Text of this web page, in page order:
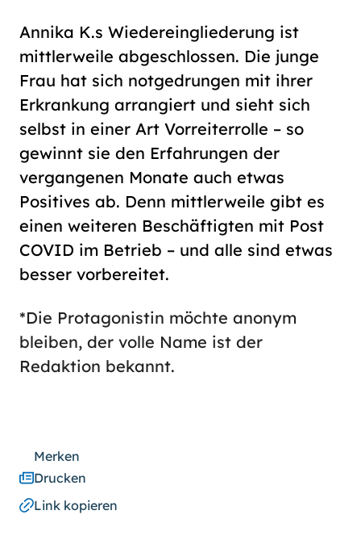
Annika K.s Wiedereingliederung ist
mittlerweile abgeschlossen. Die junge
Frau hat sich notgedrungen mit ihrer
Erkrankung arrangiert und sieht sich
selbst in einer Art Vorreiterrolle – so
gewinnt sie den Erfahrungen der
vergangenen Monate auch etwas
Positives ab. Denn mittlerweile gibt es
einen weiteren Beschäftigten mit Post
COVID im Betrieb – und alle sind etwas
besser vorbereitet.
*Die Protagonistin möchte anonym
bleiben, der volle Name ist der
Redaktion bekannt.
Merken
Drucken
Link kopieren